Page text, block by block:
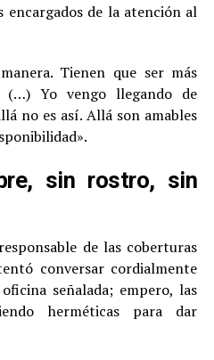
de la atención al
Tienen que ser más
(…) Yo vengo llegando de
no es así. Allá son amables
sin rostro, sin
de las coberturas
conversar cordialmente
señalada; empero, las
herméticas para dar